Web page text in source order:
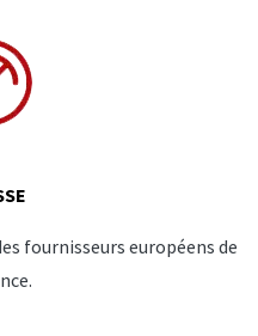
fournisseurs européens de